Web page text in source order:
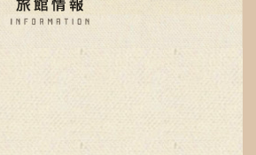
フォトギャラリー